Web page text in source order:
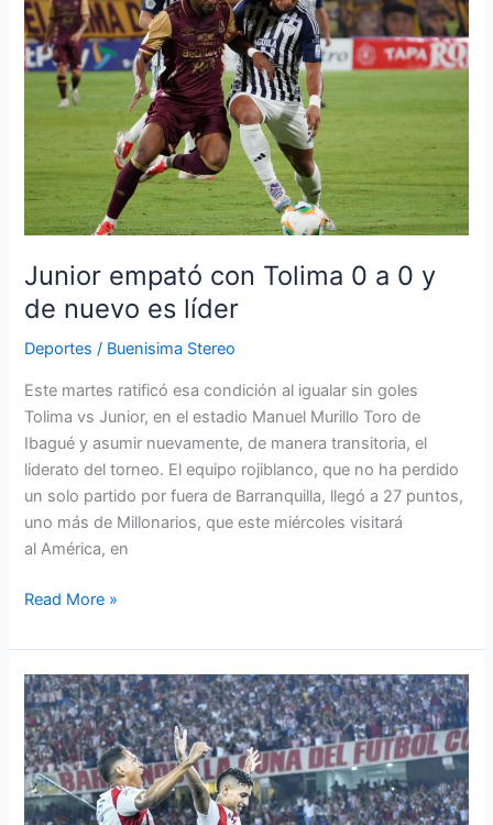
Junior empató con Tolima 0 a 0 y
de nuevo es líder
Deportes / Buenisima Stereo
Este martes ratificó esa condición al igualar sin goles
Tolima vs Junior, en el estadio Manuel Murillo Toro de
Ibagué y asumir nuevamente, de manera transitoria, el
liderato del torneo. El equipo rojiblanco, que no ha perdido
un solo partido por fuera de Barranquilla, llegó a 27 puntos,
uno más de Millonarios, que este miércoles visitará
al América, en
con
Tolima
0
0
nuevo
es
líder
Read More »
¡Apoteósica
victoria
del
Junior
en
el